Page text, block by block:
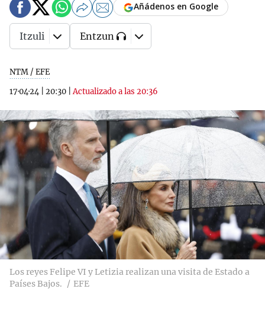
NTM / EFE
17·04·24
20:30 |Actualizado a las 20:36
Añádenos en Google
Itzuli Entzun
Los reyes Felipe VI y Letizia realizan una visita de Estado a
Países Bajos.
EFE